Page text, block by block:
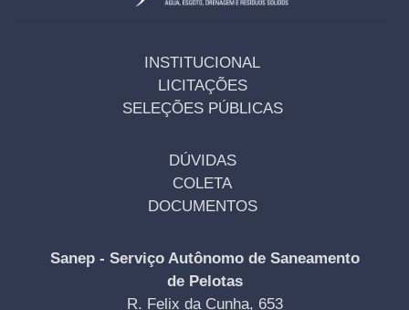
INSTITUCIONAL
LICITAÇÕES
SELEÇÕES PÚBLICAS
DÚVIDAS
COLETA
DOCUMENTOS
Sanep - Serviço Autônomo de Saneamento
de Pelotas
R. Felix da Cunha, 653